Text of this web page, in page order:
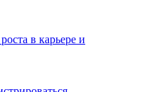
в карьере и